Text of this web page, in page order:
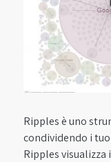
Ripples è uno
condividendo i
Ripples